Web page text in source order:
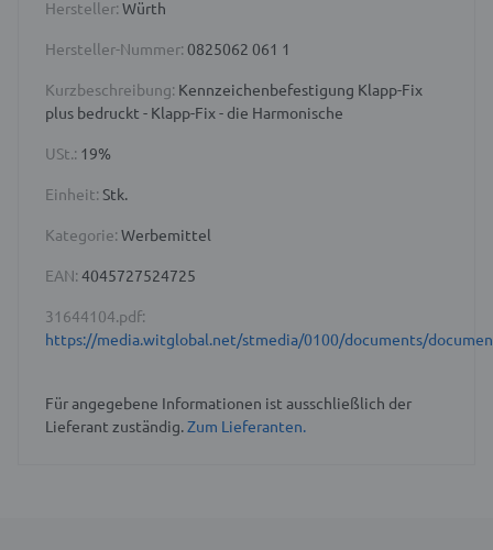
Hersteller: Würth
Hersteller-Nummer: 0825062 061 1
Kurzbeschreibung: Kennzeichenbefestigung Klapp-Fix
plus bedruckt - Klapp-Fix - die Harmonische
USt.: 19%
Einheit: Stk.
Kategorie: Werbemittel
EAN: 4045727524725
31644104.pdf:
https://media.witglobal.net/stmedia/0100/documents/
Für angegebene Informationen ist ausschließlich der
Lieferant zuständig.Zum Lieferanten.